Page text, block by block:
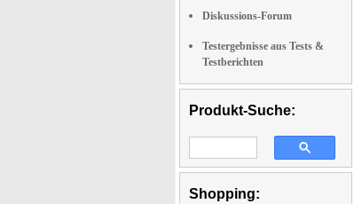
Diskussions-Forum
Testergebnisse aus Tests &
Testberichten
Produkt-Suche:
Shopping: